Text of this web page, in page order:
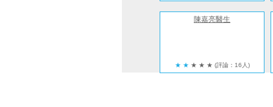
陳嘉亮醫生
★ ★ ★ ★ ★ (評論：16人)